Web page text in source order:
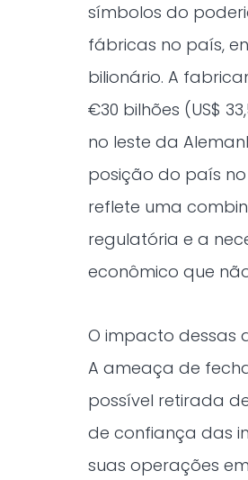
símbolos do
fábricas no país,
bilionário. A
€30 bilhões (US$
no leste da
posição do país
reflete uma
regulatória e a
econômico que
O impacto dessas
A ameaça de
possível retirada
de confiança das
suas operações